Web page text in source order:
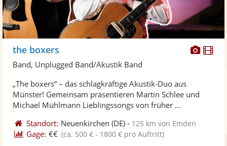
the boxers
Band, Unplugged Band/Akustik Band
„The boxers“ – das schlagkräftige Akustik-Duo aus
Münster! Gemeinsam präsentieren Martin Schlee und
Michael Mühlmann Lieblingssongs von früher ...
Standort: Neuenkirchen (DE) - 125 km von Emden
Gage: €€ (ca. 500 € - 1800 € pro Auftritt)